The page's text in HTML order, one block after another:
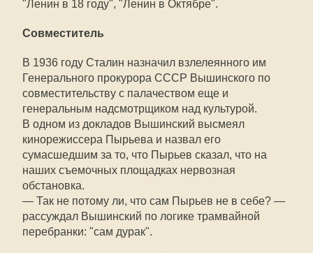
"Ленин в 18 году", "Ленин в Октябре".
Совместитель
В 1936 году Сталин назначил взлелеянного им
Генерального прокурора СССР Вышинского по
совместительству с палачеством еще и
генеральным надсмотрщиком над культурой.
В одном из докладов Вышинский высмеял
кинорежиссера Пырьева и назвал его
сумасшедшим за то, что Пырьев сказал, что на
наших съемочных площадках нервозная
обстановка.
— Так не потому ли, что сам Пырьев не в себе? —
рассуждал Вышинский по логике трамвайной
перебранки: "сам дурак".